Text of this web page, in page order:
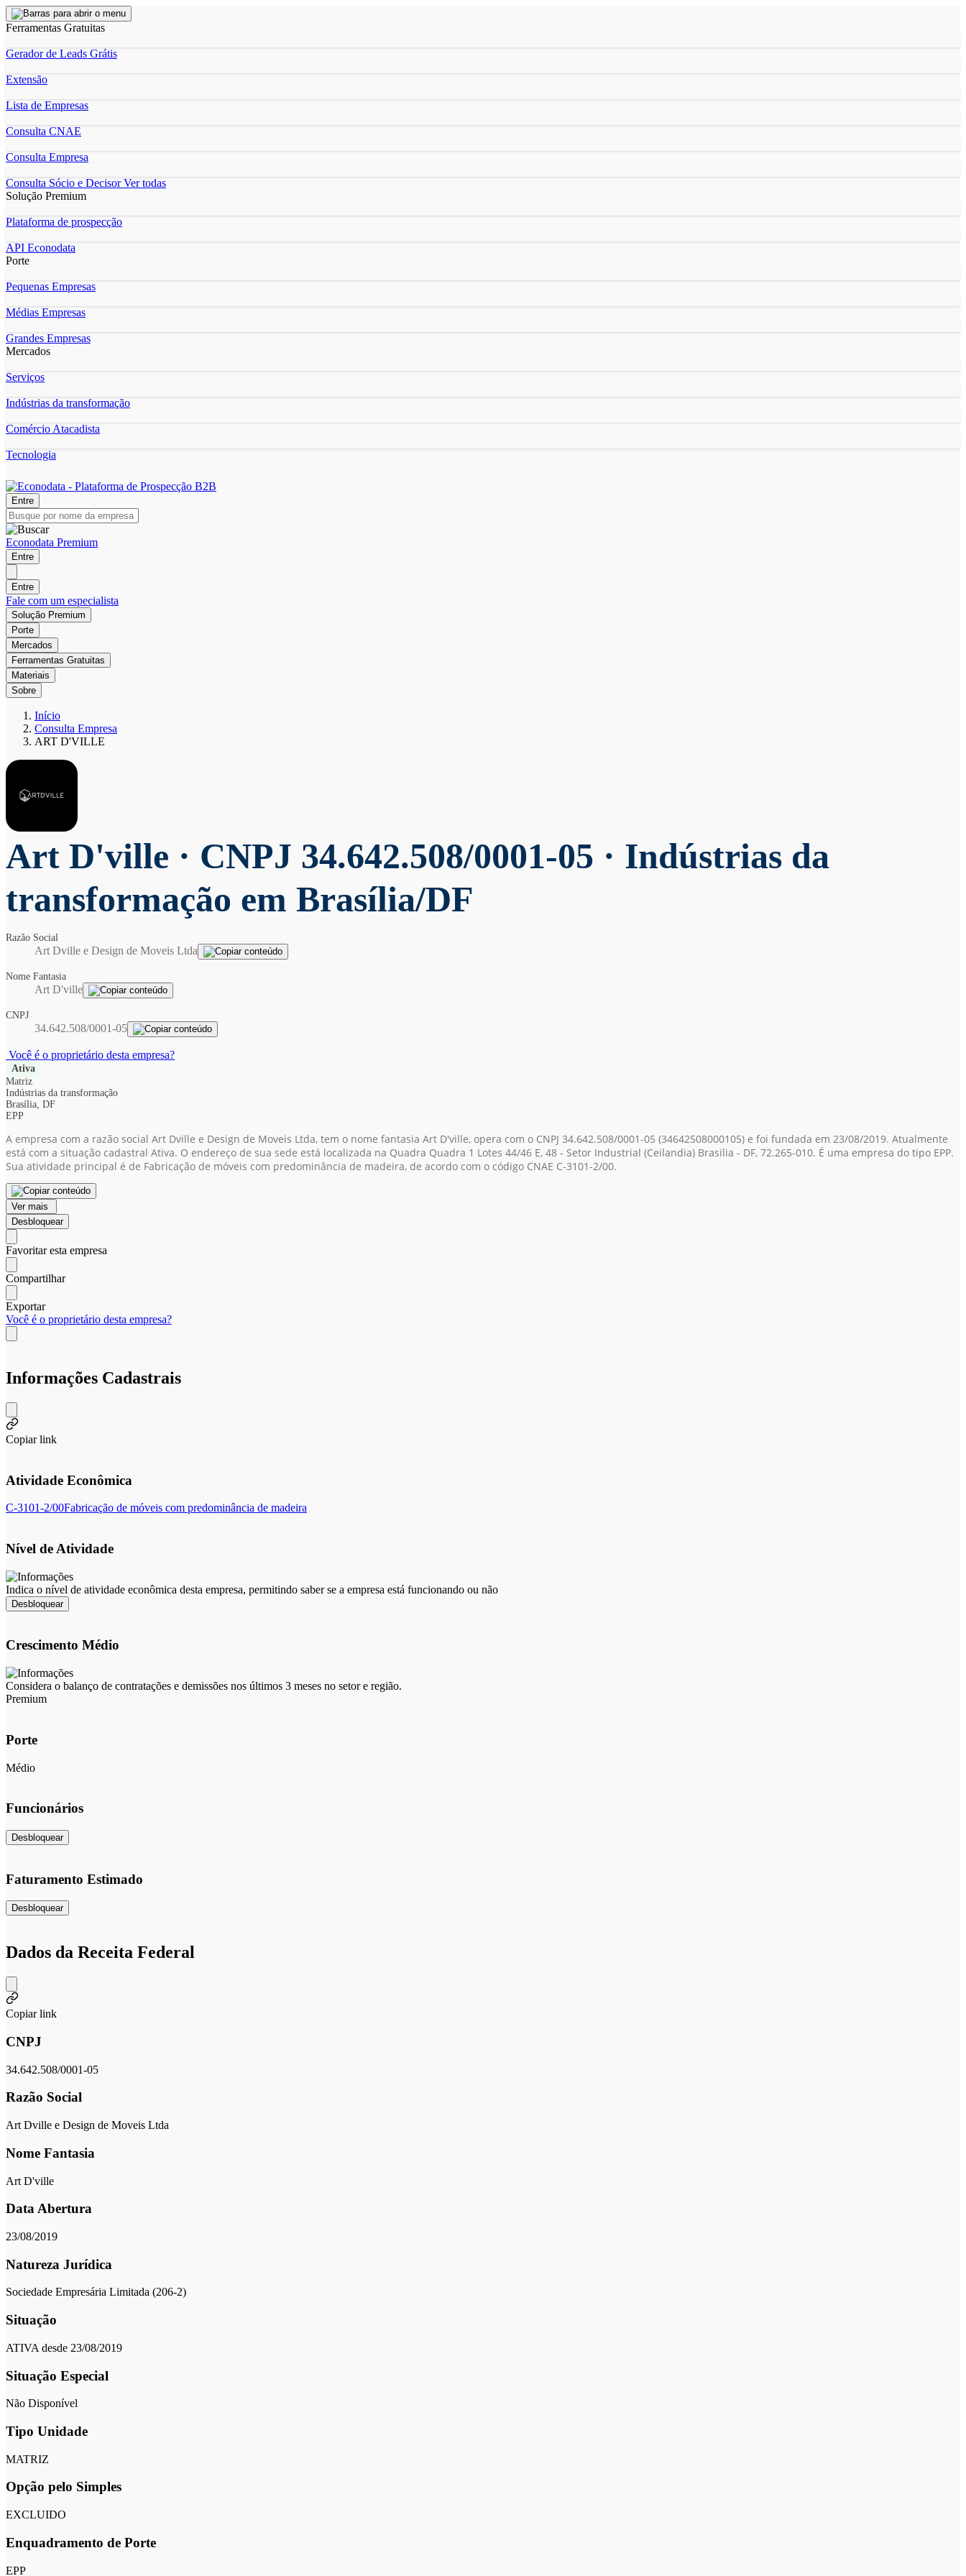
Ferramentas Gratuitas
Gerador de Leads Grátis
Extensão
Lista de Empresas
Consulta CNAE
Consulta Empresa
Consulta Sócio e DecisorVer todas
Solução Premium
Plataforma de prospecção
API Econodata
Porte
Pequenas Empresas
Médias Empresas
Grandes Empresas
Mercados
Serviços
Indústrias da transformação
Comércio Atacadista
Tecnologia
Entre
Econodata Premium
Entre
Entre
Fale com um especialista
Solução Premium
Porte
Mercados
Ferramentas Gratuitas
Materiais
Sobre
Início
Consulta Empresa
ART D'VILLE
Art D'ville · CNPJ 34.642.508/0001-05 · Indústrias da
transformação em Brasília/DF
Razão Social
Art Dville e Design de Moveis Ltda
Nome Fantasia
Art D'ville
CNPJ
34.642.508/0001-05
Você é o proprietário desta empresa?
Ativa
Matriz
Indústrias da transformação
Brasília, DF
EPP
A empresa com a razão social Art Dville e Design de Moveis Ltda, tem o nome fantasia Art D'ville, opera com o CNPJ 34.642.508/0001-05 (34642508000105) e foi fundada em 23/08/2019. Atualmente
está com a situação cadastral Ativa. O endereço de sua sede está localizada na Quadra Quadra 1 Lotes 44/46 E, 48 - Setor Industrial (Ceilandia) Brasilia - DF, 72.265-010. É uma empresa do tipo EPP.
Sua atividade principal é de Fabricação de móveis com predominância de madeira, de acordo com o código CNAE C-3101-2/00.
Ver mais
Desbloquear
Favoritar esta empresa
Compartilhar
Exportar
Você é o proprietário desta empresa?
Informações Cadastrais
Copiar link
Atividade Econômica
C-3101-2/00Fabricação de móveis com predominância de madeira
Nível de Atividade
Indica o nível de atividade econômica desta empresa, permitindo saber se a empresa está funcionando ou não
Desbloquear
Crescimento Médio
Considera o balanço de contratações e demissões nos últimos 3 meses no setor e região.
Premium
Porte
Médio
Funcionários
Desbloquear
Faturamento Estimado
Desbloquear
Dados da Receita Federal
Copiar link
CNPJ
34.642.508/0001-05
Razão Social
Art Dville e Design de Moveis Ltda
Nome Fantasia
Art D'ville
Data Abertura
23/08/2019
Natureza Jurídica
Sociedade Empresária Limitada (206-2)
Situação
ATIVA desde 23/08/2019
Situação Especial
Não Disponível
Tipo Unidade
MATRIZ
Opção pelo Simples
EXCLUIDO
Enquadramento de Porte
EPP